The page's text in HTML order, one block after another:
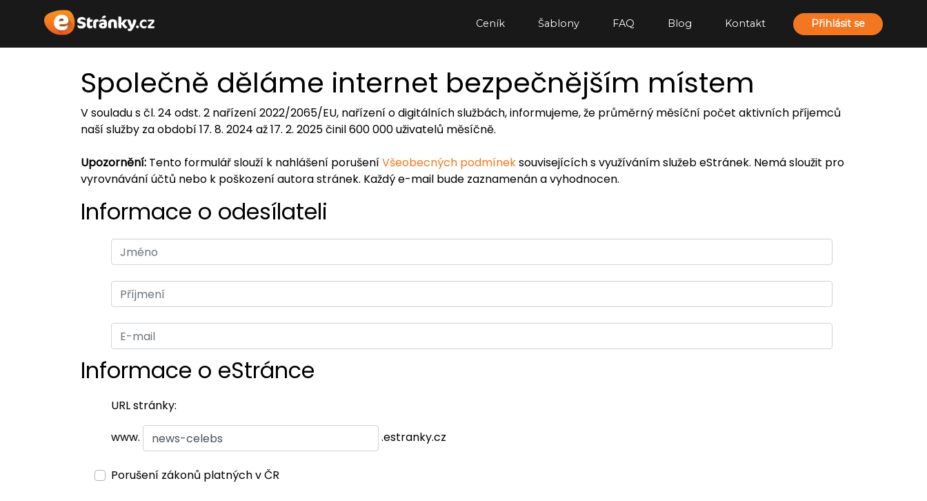
Ceník Šablony FAQ Blog Kontakt Přihlásit se
Společně děláme internet bezpečnějším místem
V souladu s čl. 24 odst. 2 nařízení 2022/2065/EU, nařízení o digitálních službách, informujeme, že průměrný měsíční počet aktivních příjemců
naší služby za období 17. 8. 2024 až 17. 2. 2025 činil 600 000 uživatelů měsíčně.
Upozornění: Tento formulář slouží k nahlášení porušeníVšeobecných podmíneksouvisejících s využíváním služeb eStránek. Nemá sloužit pro
vyrovnávání účtů nebo k poškození autora stránek. Každý e-mail bude zaznamenán a vyhodnocen.
Informace o odesílateli
Informace o eStránce
URL stránky:
www. .estranky.cz
Porušení zákonů platných v ČR